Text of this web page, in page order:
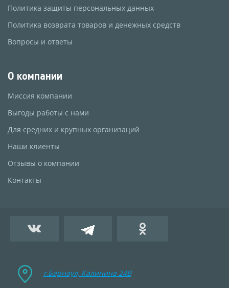
Политика защиты персональных данных
Политика возврата товаров и денежных средств
Вопросы и ответы
О компании
Миссия компании
Выгоды работы с нами
Для средних и крупных организаций
Наши клиенты
Отзывы о компании
Контакты
г.Барнаул, Калинина 24B